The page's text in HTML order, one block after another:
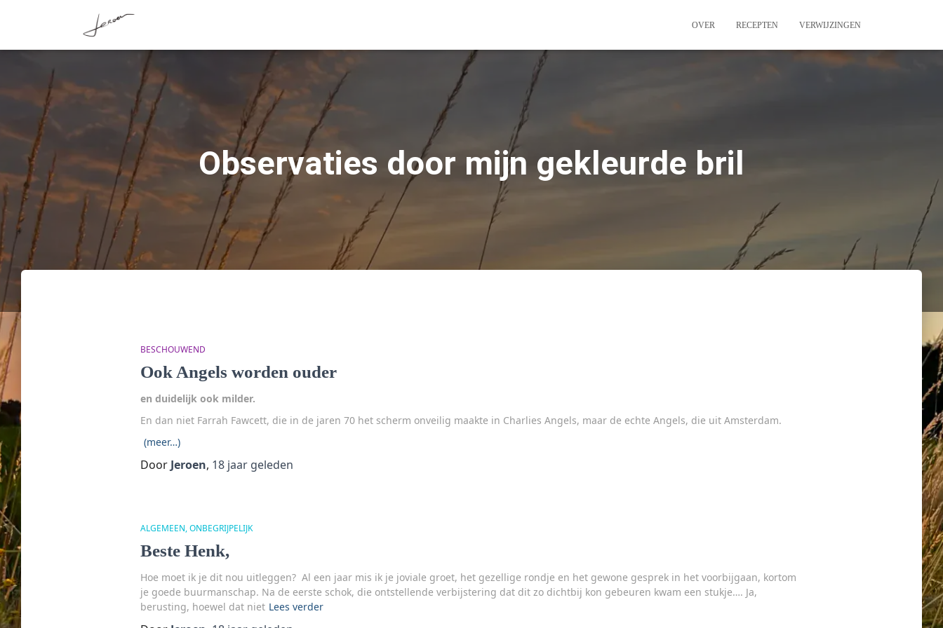
OVER RECEPTEN VERWIJZINGEN
Observaties door mijn gekleurde bril
BESCHOUWEND
Ook Angels worden ouder
en duidelijk ook milder.
En dan niet Farrah Fawcett, die in de jaren 70 het scherm onveilig maakte in Charlies Angels, maar de echte Angels, die uit Amsterdam.
(meer…)
Door Jeroen, 18 jaargeleden
ALGEMEEN ONBEGRIJPELIJK
Beste Henk,
Hoe moet ik je dit nou uitleggen? Al een jaar mis ik je joviale groet, het gezellige rondje en het gewone gesprek in het voorbijgaan, kortom
je goede buurmanschap. Na de eerste schok, die ontstellende verbijstering dat dit zo dichtbij kon gebeuren kwam een stukje…. Ja,
berusting, hoewel dat niet Lees verder